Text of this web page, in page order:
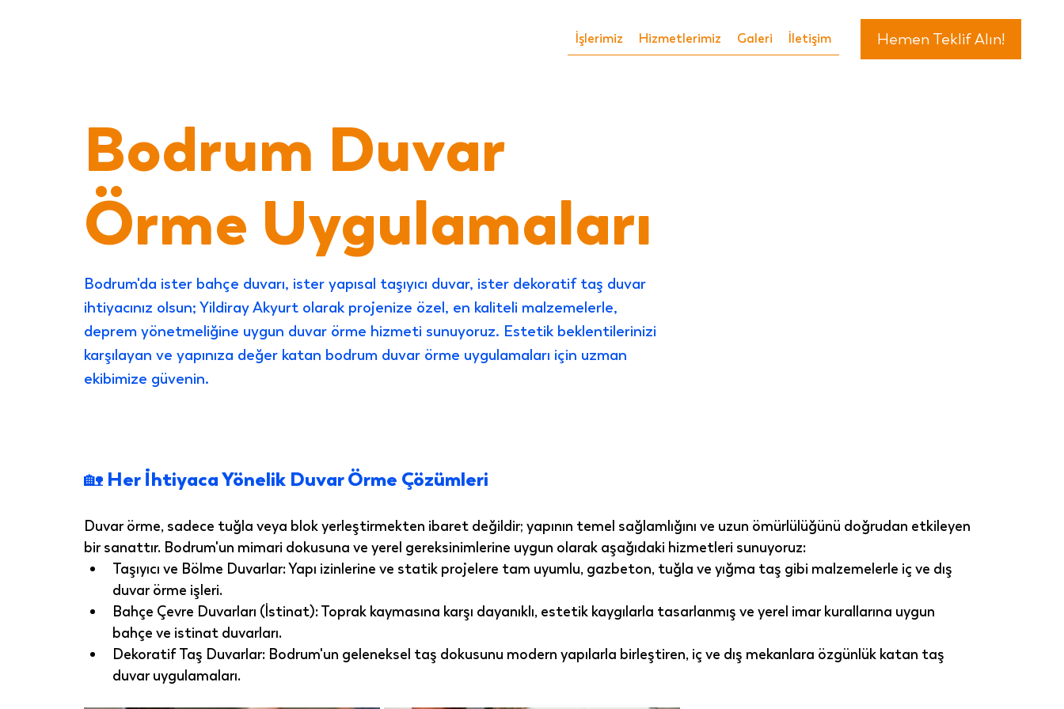
Hemen Teklif Alın!
İşlerimiz Hizmetlerimiz Galeri İletişim
Bodrum Duvar
Örme Uygulamaları
Bodrum'da ister bahçe duvarı, ister yapısal taşıyıcı duvar, ister dekoratif taş duvar
ihtiyacınız olsun; Yildiray Akyurt olarak projenize özel, en kaliteli malzemelerle,
deprem yönetmeliğine uygun duvar örme hizmeti sunuyoruz. Estetik beklentilerinizi
karşılayan ve yapınıza değer katan bodrum duvar örme uygulamaları için uzman
ekibimize güvenin.
🏡 Her İhtiyaca Yönelik Duvar Örme Çözümleri
Duvar örme, sadece tuğla veya blok yerleştirmekten ibaret değildir; yapının temel sağlamlığını ve uzun ömürlülüğünü doğrudan etkileyen
bir sanattır. Bodrum'un mimari dokusuna ve yerel gereksinimlerine uygun olarak aşağıdaki hizmetleri sunuyoruz:
Taşıyıcı ve Bölme Duvarlar: Yapı izinlerine ve statik projelere tam uyumlu, gazbeton, tuğla ve yığma taş gibi malzemelerle iç ve dış
duvar örme işleri.
Bahçe Çevre Duvarları (İstinat): Toprak kaymasına karşı dayanıklı, estetik kaygılarla tasarlanmış ve yerel imar kurallarına uygun
bahçe ve istinat duvarları.
Dekoratif Taş Duvarlar: Bodrum'un geleneksel taş dokusunu modern yapılarla birleştiren, iç ve dış mekanlara özgünlük katan taş
duvar uygulamaları.